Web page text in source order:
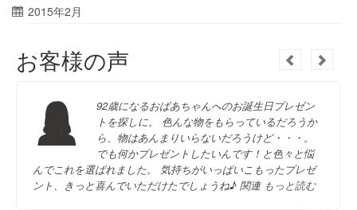
2015年2月
お客様の声
92歳になるおばあちゃんへのお誕生日プレゼン
トを探しに。 色んな物をもらっているだろうか
ら、物はあんまりいらないだろうけど・・・。
でも何かプレゼントしたいんです！と色々と悩
んでこれを選ばれました。 気持ちがいっぱいこもったプレゼ
ント、きっと喜んでいただけたでしょうね♪ 関連 もっと読む